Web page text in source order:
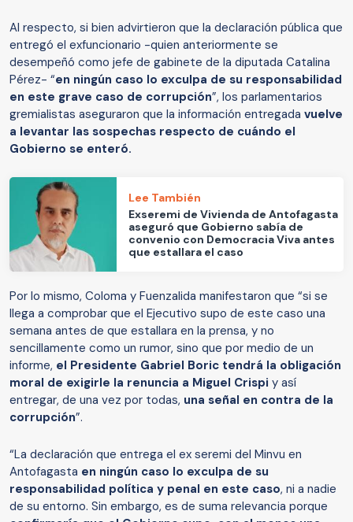
Al respecto, si bien advirtieron que la declaración pública que
entregó el exfuncionario -quien anteriormente se
desempeñó como jefe de gabinete de la diputada Catalina
Pérez- “en ningún caso lo exculpa de su responsabilidad
en este grave caso de corrupción”, los parlamentarios
gremialistas aseguraron que la información entregada vuelve
a levantar las sospechas respecto de cuándo el
Gobierno se enteró.
Lee También
Exseremi de Vivienda de Antofagasta
aseguró que Gobierno sabía de
convenio con Democracia Viva antes
que estallara el caso
Por lo mismo, Coloma y Fuenzalida manifestaron que “si se
llega a comprobar que el Ejecutivo supo de este caso una
semana antes de que estallara en la prensa, y no
sencillamente como un rumor, sino que por medio de un
informe, el Presidente Gabriel Boric tendrá la obligación
moral de exigirle la renuncia a Miguel Crispi y así
entregar, de una vez por todas, una señal en contra de la
corrupción”.
“La declaración que entrega el ex seremi del Minvu en
Antofagasta en ningún caso lo exculpa de su
responsabilidad política y penal en este caso, ni a nadie
de su entorno. Sin embargo, es de suma relevancia porque